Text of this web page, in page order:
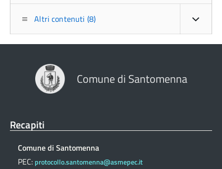
Altri contenuti (8)
Comune di Santomenna
Recapiti
Comune di Santomenna
PEC: protocollo.santomenna@asmepec.it